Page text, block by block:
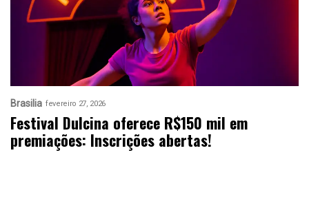
Brasilia fevereiro 27, 2026
Festival Dulcina oferece R$150 mil em
premiações: Inscrições abertas!